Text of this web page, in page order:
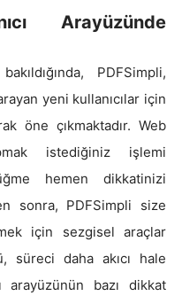
Arayüzünde
PDFSimpli,
yeni kullanıcılar için
öne çıkmaktadır. Web
istediğiniz işlemi
hemen dikkatinizi
sonra, PDFSimpli size
için sezgisel araçlar
süreci daha akıcı hale
arayüzünün bazı dikkat